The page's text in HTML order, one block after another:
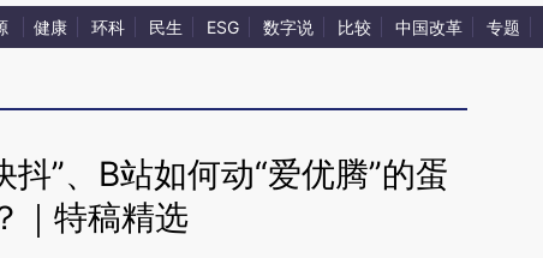
健康 环科 民生 ESG 数字说 比较 中国改革 专题
”、B站如何动“爱优腾”的蛋
｜特稿精选